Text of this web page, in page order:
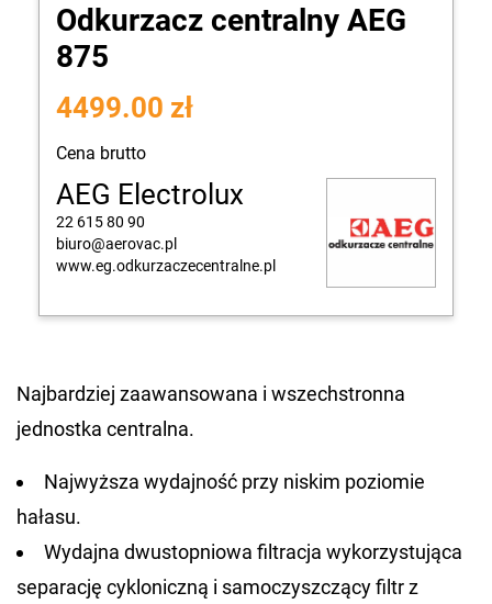
Odkurzacz centralny AEG
875
4499.00 zł
Cena brutto
AEG Electrolux
22 615 80 90
biuro@aerovac.pl
www.eg.odkurzaczecentralne.pl
Najbardziej zaawansowana i wszechstronna
jednostka centralna.
Najwyższa wydajność przy niskim poziomie
hałasu.
Wydajna dwustopniowa filtracja wykorzystująca
separację cykloniczną i samoczyszczący filtr z